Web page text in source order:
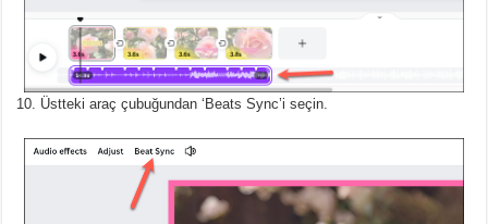
Üstteki araç çubuğundan ‘Beats Sync’i seçin.